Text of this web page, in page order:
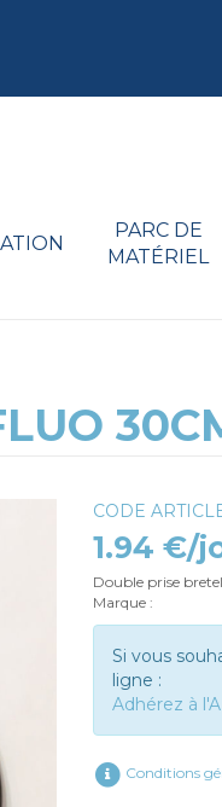
PARC DE
MATÉRIEL
CODE
1.94 €/
Double prise
Marque :
Si vous
ligne :
Adhérez à
Conditions